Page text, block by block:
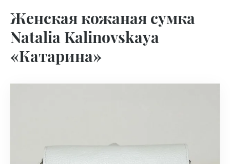
Женская кожаная сумка
Natalia Kalinovskaya
«Катарина»